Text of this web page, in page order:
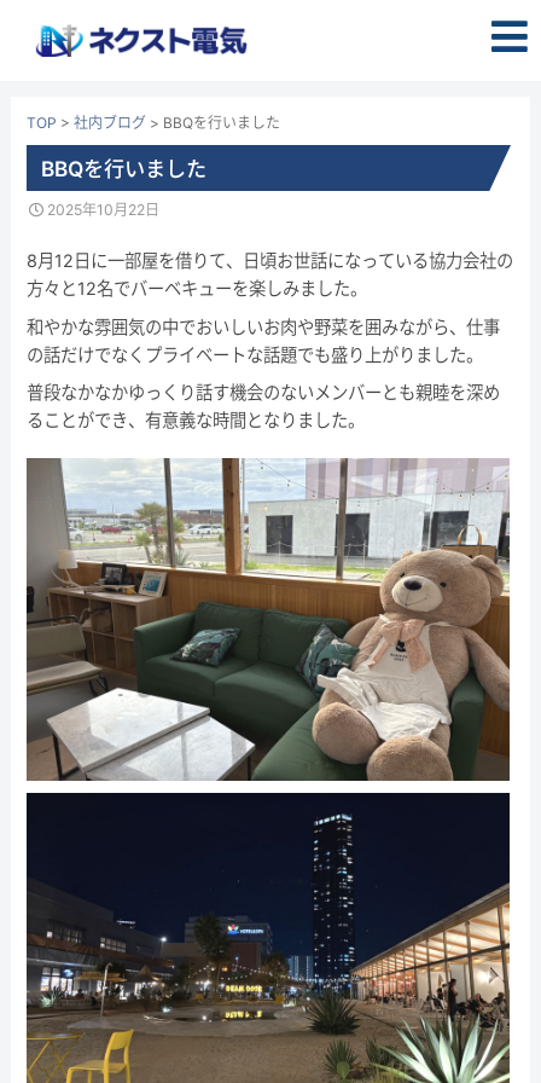
コ
ン
ス
キ
プ
TOP >社内ブログ > BBQを行いました
BBQを行いました
2025年10月22日
8月12日に一部屋を借りて、日頃お世話になっている協力会社の
方々と12名でバーベキューを楽しみました。
和やかな雰囲気の中でおいしいお肉や野菜を囲みながら、仕事
の話だけでなくプライベートな話題でも盛り上がりました。
普段なかなかゆっくり話す機会のないメンバーとも親睦を深め
ることができ、有意義な時間となりました。